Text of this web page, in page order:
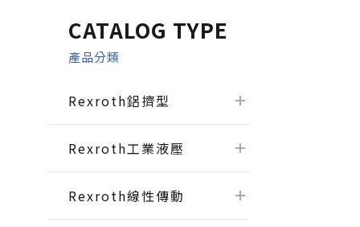
CATALOG TYPE
產品分類
Rexroth鋁擠型
Rexroth工業液壓
Rexroth線性傳動